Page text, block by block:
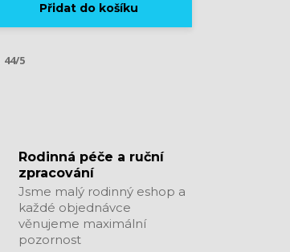
Přidat do košíku
44/5
​​​​​​​Rodinná péče a ruční
zpracování
Jsme malý rodinný eshop a
každé objednávce
věnujeme maximální
pozornost